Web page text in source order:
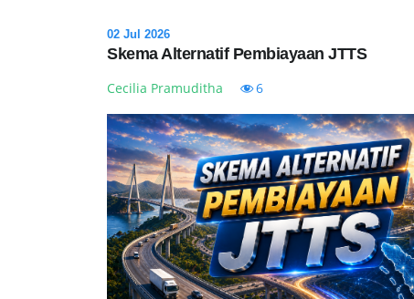
02 Jul 2026
Skema Alternatif Pembiayaan JTTS
Cecilia Pramuditha 6